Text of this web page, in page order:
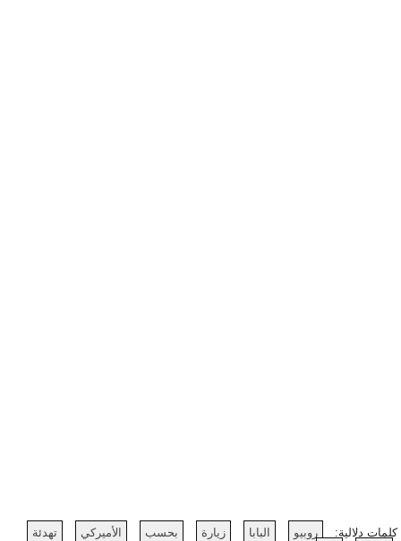
كلمات دلالية: روبيو البابا زيارة بحسب الأميركي
تهدئة